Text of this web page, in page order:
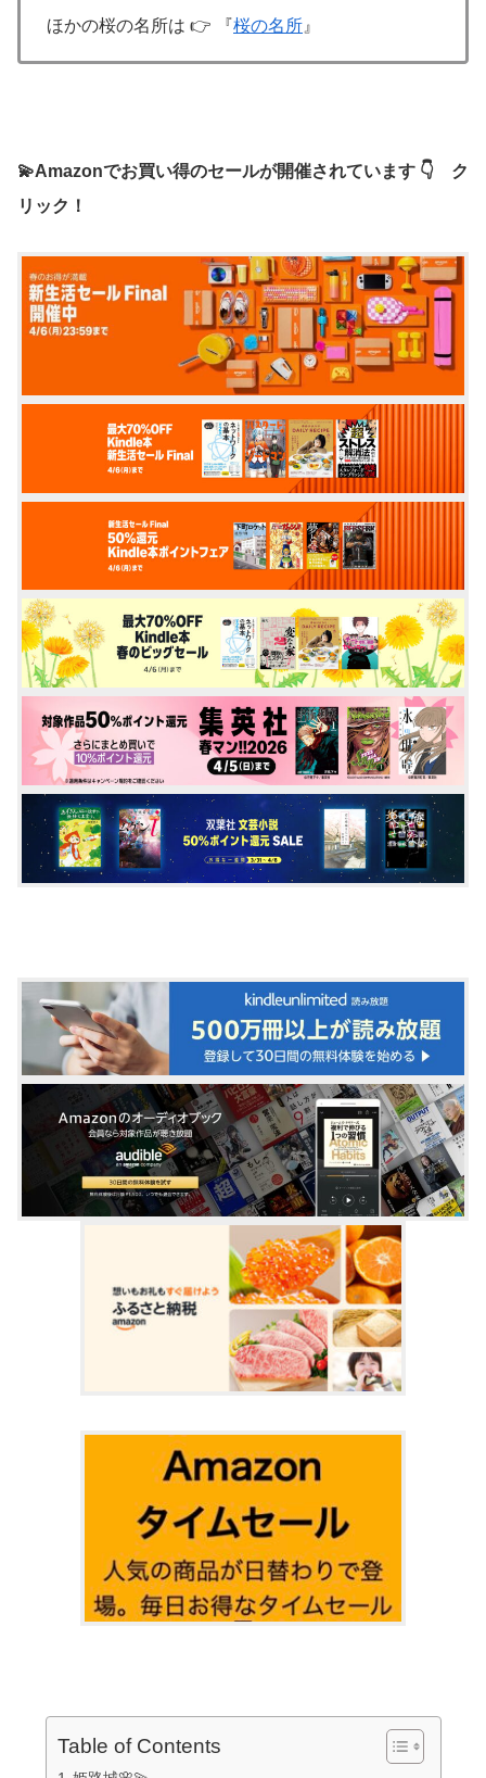
ほかの桜の名所は 👉 『桜の名所 』
💫Amazonでお買い得のセールが開催されています 👇 ク
リック！
Table of Contents